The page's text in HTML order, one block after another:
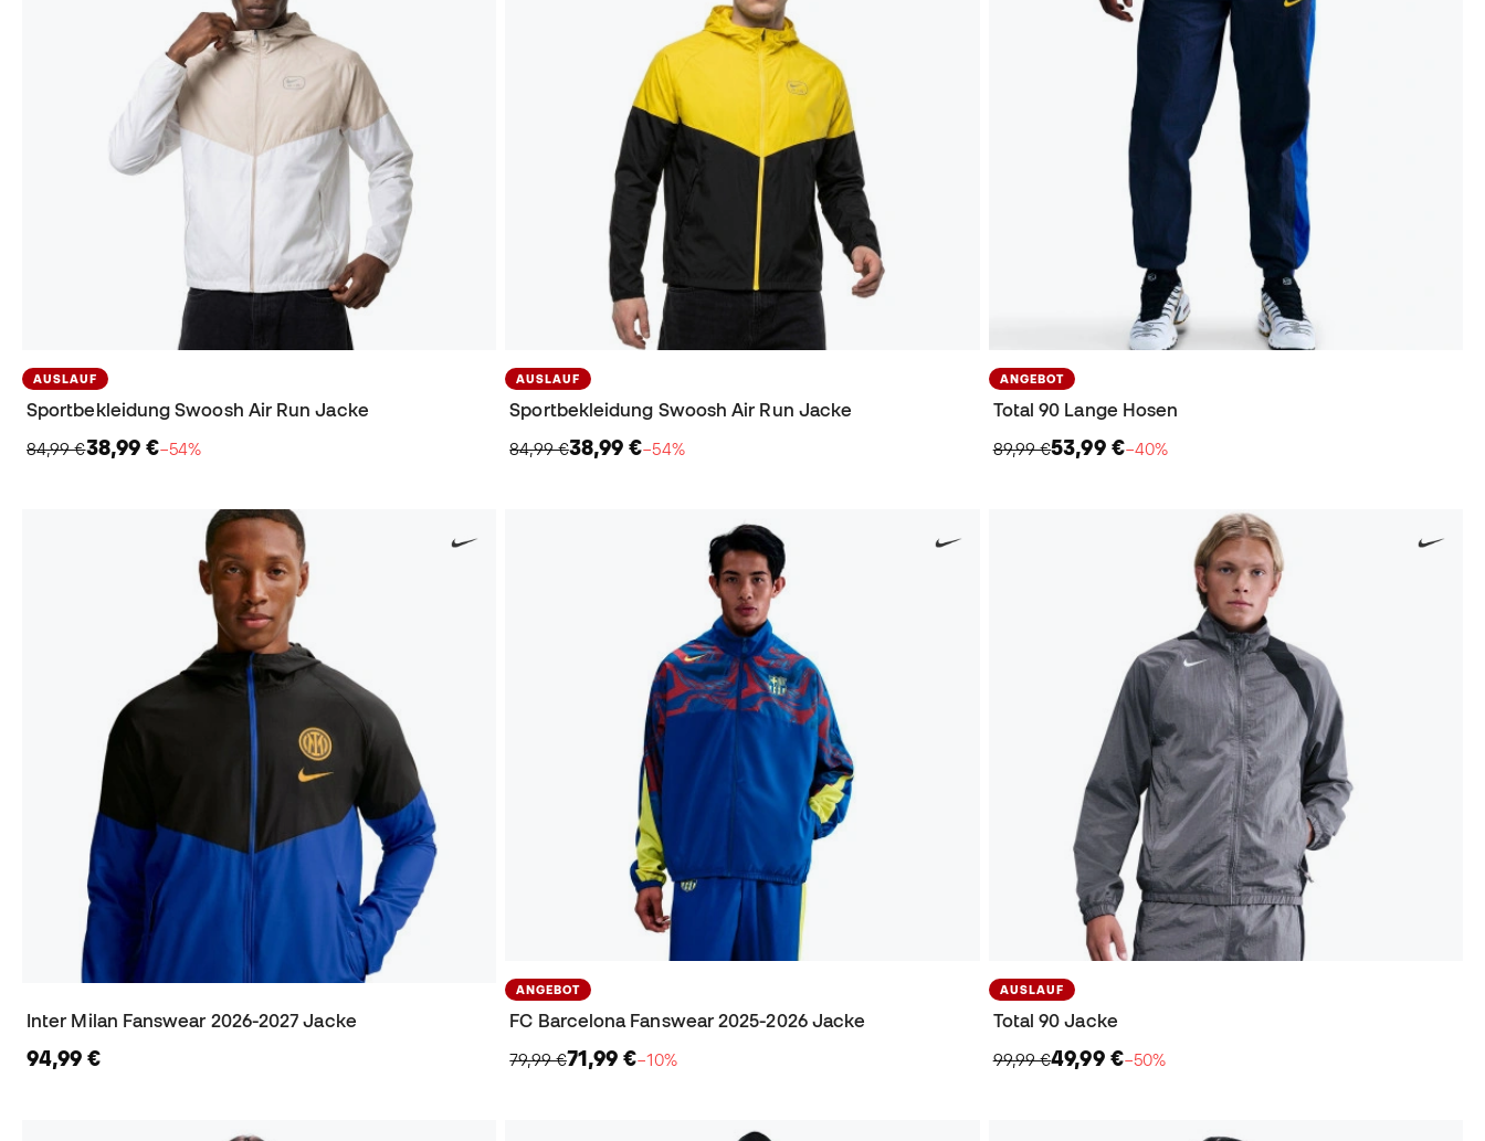
AUSLAUF
Sportbekleidung Swoosh Air Run Jacke
84,99 €38,99 €−54%
AUSLAUF
Sportbekleidung Swoosh Air Run Jacke
84,99 €38,99 €−54%
ANGEBOT
Total 90 Lange Hosen
89,99 €53,99 €−40%
Inter Milan Fanswear 2026-2027 Jacke
94,99 €
ANGEBOT
FC Barcelona Fanswear 2025-2026 Jacke
79,99 €71,99 €−10%
AUSLAUF
Total 90 Jacke
99,99 €49,99 €−50%